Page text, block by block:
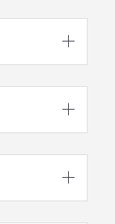


